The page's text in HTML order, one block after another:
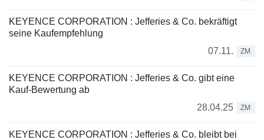
KEYENCE CORPORATION : Jefferies & Co. bekräftigt
seine Kaufempfehlung
07.11.
ZM
KEYENCE CORPORATION : Jefferies & Co. gibt eine
Kauf-Bewertung ab
28.04.25
ZM
KEYENCE CORPORATION : Jefferies & Co. bleibt bei